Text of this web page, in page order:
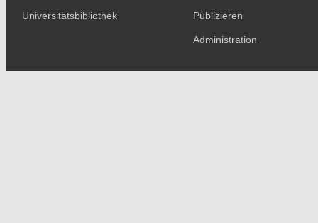
Universitätsbibliothek Publizieren
Administration